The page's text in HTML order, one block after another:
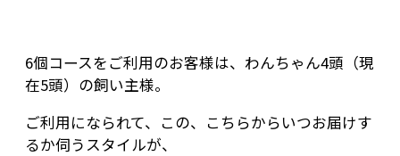
6個コースをご利用のお客様は、わんちゃん4頭（現
在5頭）の飼い主様。
ご利用になられて、この、こちらからいつお届けす
るか伺うスタイルが、